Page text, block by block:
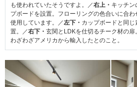
も使われていたそうですよ。／右上・ キッチン
プボードを設置。フローリングの色合いに合
使用しています。／左下・ カップボードと同
置。／右下・ 玄関とLDKを仕切るチーク材の
わざわざアメリカから輸入したとのこと。